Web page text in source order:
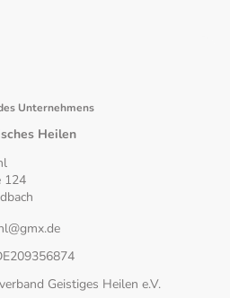
Unternehmens
Heilen
124
Geistiges Heilen e.V.